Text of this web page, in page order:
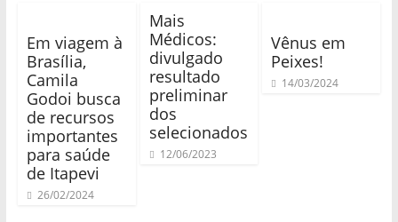
Em viagem à
Brasília,
Camila
Godoi busca
de recursos
importantes
para saúde
de Itapevi
26/02/2024
Mais
Médicos:
divulgado
resultado
preliminar
dos
selecionados
12/06/2023
Vênus em
Peixes!
14/03/2024